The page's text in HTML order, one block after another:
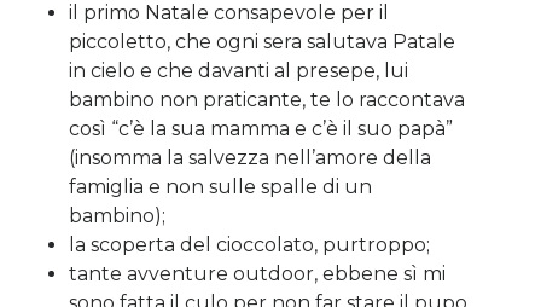
Archivi
Archivi
Twitter Feed
Tweet di MichelaCalculli
il primo Natale consapevole per il
piccoletto, che ogni sera salutava Patale
in cielo e che davanti al presepe, lui
bambino non praticante, te lo raccontava
così “c’è la sua mamma e c’è il suo papà”
(insomma la salvezza nell’amore della
famiglia e non sulle spalle di un
bambino);
la scoperta del cioccolato, purtroppo;
tante avventure outdoor, ebbene sì mi